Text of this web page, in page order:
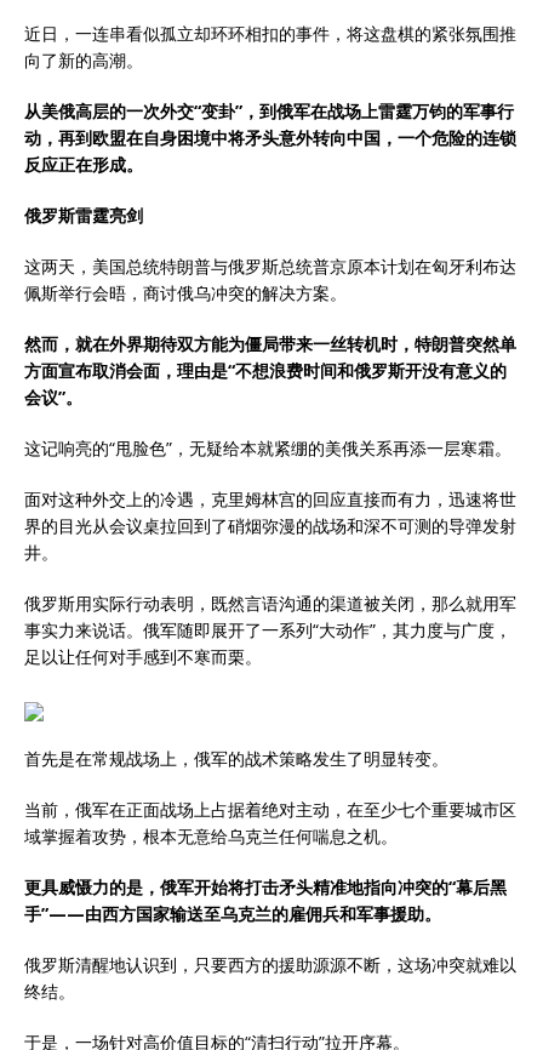
近日，一连串看似孤立却环环相扣的事件，将这盘棋的紧张氛围推
向了新的高潮。
从美俄高层的一次外交“变卦”，到俄军在战场上雷霆万钧的军事行
动，再到欧盟在自身困境中将矛头意外转向中国，一个危险的连锁
反应正在形成。
俄罗斯雷霆亮剑
这两天，美国总统特朗普与俄罗斯总统普京原本计划在匈牙利布达
佩斯举行会晤，商讨俄乌冲突的解决方案。
然而，就在外界期待双方能为僵局带来一丝转机时，特朗普突然单
方面宣布取消会面，理由是“不想浪费时间和俄罗斯开没有意义的
会议”。
这记响亮的“甩脸色”，无疑给本就紧绷的美俄关系再添一层寒霜。
面对这种外交上的冷遇，克里姆林宫的回应直接而有力，迅速将世
界的目光从会议桌拉回到了硝烟弥漫的战场和深不可测的导弹发射
井。
俄罗斯用实际行动表明，既然言语沟通的渠道被关闭，那么就用军
事实力来说话。俄军随即展开了一系列“大动作”，其力度与广度，
足以让任何对手感到不寒而栗。
首先是在常规战场上，俄军的战术策略发生了明显转变。
当前，俄军在正面战场上占据着绝对主动，在至少七个重要城市区
域掌握着攻势，根本无意给乌克兰任何喘息之机。
更具威慑力的是，俄军开始将打击矛头精准地指向冲突的“幕后黑
手”——由西方国家输送至乌克兰的雇佣兵和军事援助。
俄罗斯清醒地认识到，只要西方的援助源源不断，这场冲突就难以
终结。
于是，一场针对高价值目标的“清扫行动”拉开序幕。